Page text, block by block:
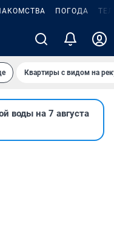
ПОГОДА
Квартиры с видом на
воды на 7 августа